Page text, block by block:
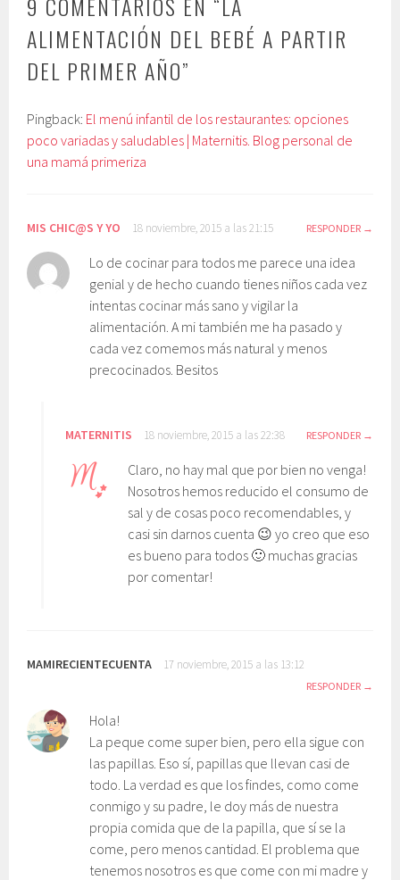
ALIMENTACIÓN DEL BEBÉ A PARTIR
DEL PRIMER AÑO”
Pingback: El menú infantil de los restaurantes: opciones
poco variadas y saludables | Maternitis. Blog personal de
una mamá primeriza
MIS CHIC@S Y YO 18 noviembre, 2015 a las 21:15 RESPONDER
Lo de cocinar para todos me parece una idea
genial y de hecho cuando tienes niños cada vez
intentas cocinar más sano y vigilar la
alimentación. A mi también me ha pasado y
cada vez comemos más natural y menos
precocinados. Besitos
MATERNITIS 18 noviembre, 2015 a las 22:38 RESPONDER
Claro, no hay mal que por bien no venga!
Nosotros hemos reducido el consumo de
sal y de cosas poco recomendables, y
casi sin darnos cuenta 😉 yo creo que eso
es bueno para todos 🙂 muchas gracias
por comentar!
MAMIRECIENTECUENTA 17 noviembre, 2015 a las 13:12
RESPONDER
Hola!
La peque come super bien, pero ella sigue con
las papillas. Eso sí, papillas que llevan casi de
todo. La verdad es que los findes, como come
conmigo y su padre, le doy más de nuestra
propia comida que de la papilla, que sí se la
come, pero menos cantidad. El problema que
tenemos nosotros es que come con mi madre y